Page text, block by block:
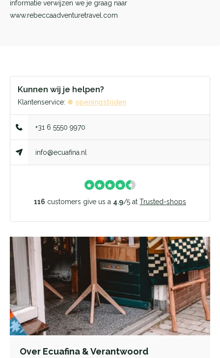
informatie verwijzen we je graag naar
www.rebeccaadventuretravel.com
Kunnen wij je helpen?
Klantenservice: openingstijden
+31 6 5550 9970
info@ecuafina.nl
116 customers give us a 4.9/5 at Trusted-shops
Over Ecuafina & Verantwoord